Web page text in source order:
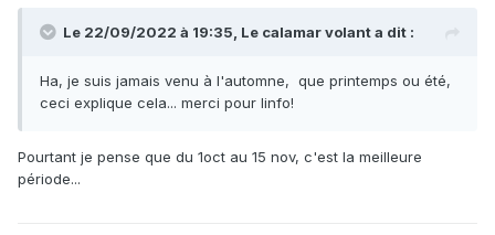
Le 22/09/2022 à 19:35, Le calamar volanta dit :
Ha, je suis jamais venu à l'automne, que printemps ou été,
ceci explique cela... merci pour linfo!
Pourtant je pense que du 1oct au 15 nov, c'est la meilleure
période...